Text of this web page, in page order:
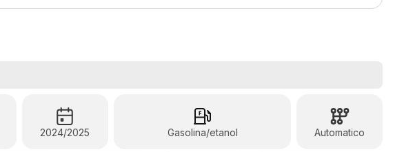
2024/2025 Gasolina/etanol Automatico